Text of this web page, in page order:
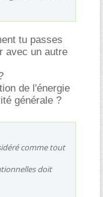
tu passes
avec un autre
de l'énergie
générale ?
comme tout
doit